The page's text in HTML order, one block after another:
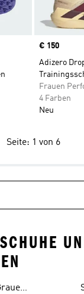
Price
€ 150
Adizero
Frauen
4 Farben
Neu
Seite: 1 von 6